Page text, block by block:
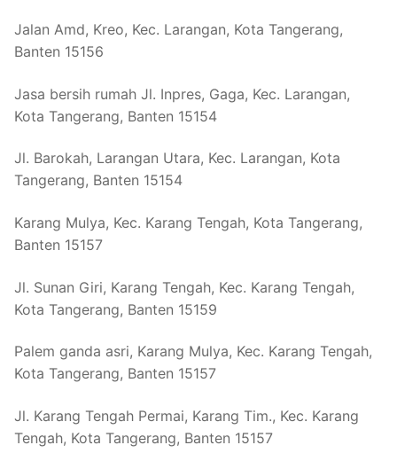
Jalan Amd, Kreo, Kec. Larangan, Kota Tangerang,
Banten 15156
Jasa bersih rumah Jl. Inpres, Gaga, Kec. Larangan,
Kota Tangerang, Banten 15154
Jl. Barokah, Larangan Utara, Kec. Larangan, Kota
Tangerang, Banten 15154
Karang Mulya, Kec. Karang Tengah, Kota Tangerang,
Banten 15157
Jl. Sunan Giri, Karang Tengah, Kec. Karang Tengah,
Kota Tangerang, Banten 15159
Palem ganda asri, Karang Mulya, Kec. Karang Tengah,
Kota Tangerang, Banten 15157
Jl. Karang Tengah Permai, Karang Tim., Kec. Karang
Tengah, Kota Tangerang, Banten 15157